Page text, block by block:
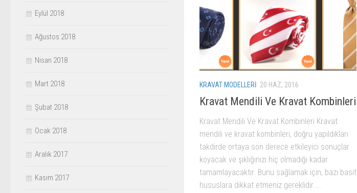
KRAVAT MODELLERI 20 HAZ, 2016
Kravat Mendili Ve Kravat Kombinleri
Kravat Mendili Ve Kravat Kombinleri Kravat
mendili ve kravat kombinleri, doğru yapıldıkları
takdirde ortaya son derece etkileyici sonuçlar
koyacak ve şıklığınızı hiç olmadığı kadar
tamamlayacaktır. Bunu sağlamak için, bazı basit
hususlara dikkat etmeniz gereklidir....
Eylül 2018
Ağustos 2018
Nisan 2018
Mart 2018
Şubat 2018
Ocak 2018
Aralık 2017
Kasım 2017